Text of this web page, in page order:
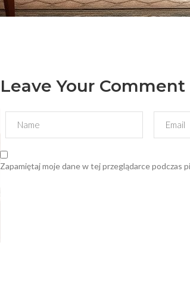
Leave Your Comment
Zapamiętaj moje dane w tej przeglądarce podczas